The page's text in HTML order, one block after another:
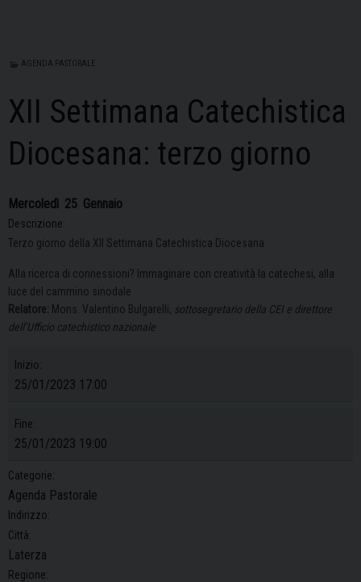
AGENDA PASTORALE
XII Settimana Catechistica
Diocesana: terzo giorno
Mercoledì 25 Gennaio
Descrizione:
Terzo giorno della XII Settimana Catechistica Diocesana
Alla ricerca di connessioni? Immaginare con creatività la catechesi, alla
luce del cammino sinodale
Relatore: Mons. Valentino Bulgarelli, sottosegretario della CEI e direttore
dell’Ufficio catechistico nazionale
Inizio:
25/01/2023 17:00
Fine:
25/01/2023 19:00
Categorie:
Agenda Pastorale
Indirizzo:
Città:
Laterza
Regione: